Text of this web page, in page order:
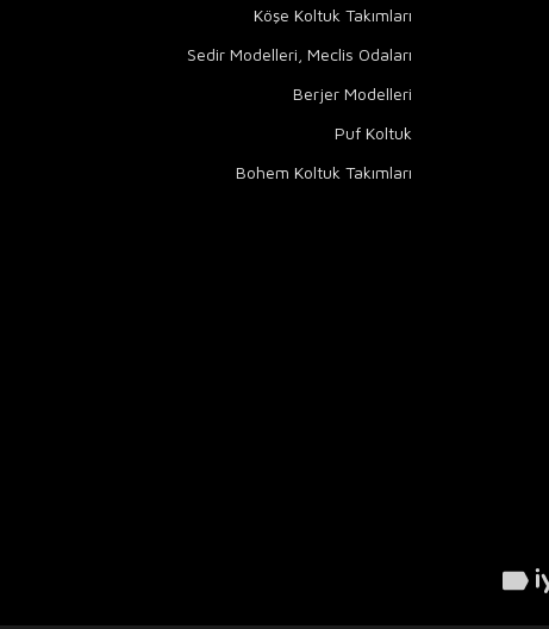
Köşe Koltuk Takımları
Sedir Modelleri, Meclis Odaları
Berjer Modelleri
Puf Koltuk
Bohem Koltuk Takımları